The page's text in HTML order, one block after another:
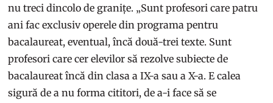
nu treci dincolo de granițe. „Sunt profesori care patru
ani fac exclusiv operele din programa pentru
bacalaureat, eventual, încă două-trei texte. Sunt
profesori care cer elevilor să rezolve subiecte de
bacalaureat încă din clasa a IX-a sau a X-a. E calea
sigură de a nu forma cititori, de a-i face să se